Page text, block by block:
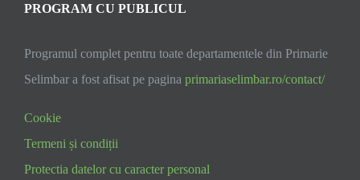
PROGRAM CU PUBLICUL
Programul complet pentru toate departamentele din Primarie
Selimbar a fost afisat pe pagina primariaselimbar.ro/contact/
Cookie
Termeni și condiții
Protectia datelor cu caracter personal